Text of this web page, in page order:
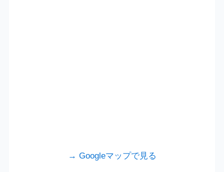
→ Googleマップで見る